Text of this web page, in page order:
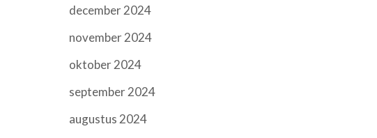
december 2024
november 2024
oktober 2024
september 2024
augustus 2024